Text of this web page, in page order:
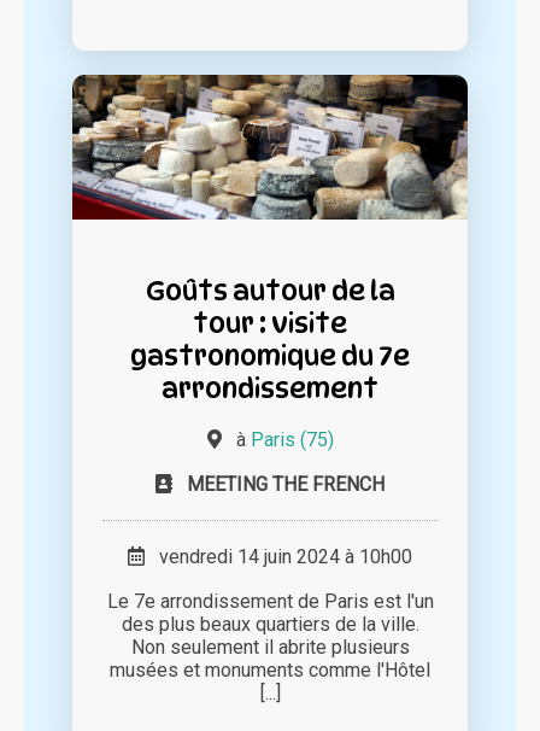
Goûts autour de la
tour : visite
gastronomique du 7e
arrondissement
à Paris (75)
MEETING THE FRENCH
vendredi 14 juin 2024 à 10h00
Le 7e arrondissement de Paris est l'un
des plus beaux quartiers de la ville.
Non seulement il abrite plusieurs
musées et monuments comme l'Hôtel
[...]